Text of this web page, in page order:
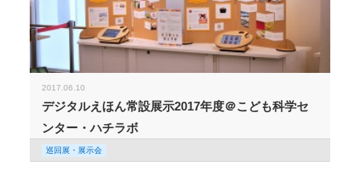
2017.06.10
デジタルえほん常設展示2017年度＠こども科学セ
ンター・ハチラボ
巡回展・展示会